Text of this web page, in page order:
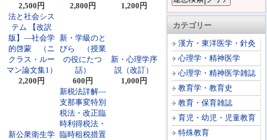
カテゴリー
漢方・東洋医学・針灸
心理学・精神医学
心理学・精神医学雑誌
教育学・教育史
教育・保育雑誌
育児・幼児・児童教育
特殊教育
2,500円
2,800円
1,200円
法と社会シス
テム 【改訳
版】―社会学
的啓蒙 （ニ
クラス・ルー
マン論文集1）
2,200円
新・学級のと
びら （授業
の役にたつ
話）
600円
新・心理学序
説（改訂）
1,000円
新公衆衛生学
新税法詳解―
支那事変特別
税法・改正臨
時利得税法・
臨時租税措置